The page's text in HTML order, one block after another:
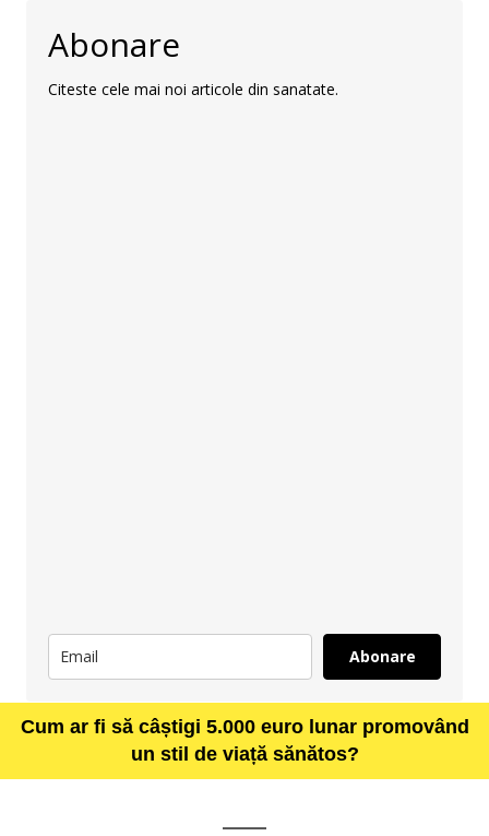
Abonare
Citeste cele mai noi articole din sanatate.
Abonare
Cum ar fi să câștigi 5.000 euro lunar promovând
un stil de viață sănătos?